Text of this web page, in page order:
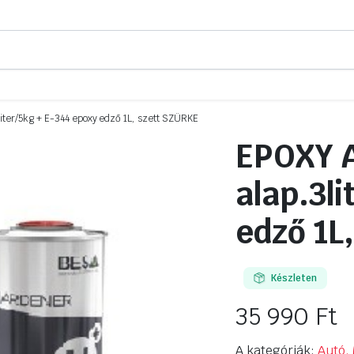
5kg + E-344 epoxy edző 1L, szett SZÜRKE
EPOXY
edző
Készleten
35 990 Ft
A kategóriák: Autó,